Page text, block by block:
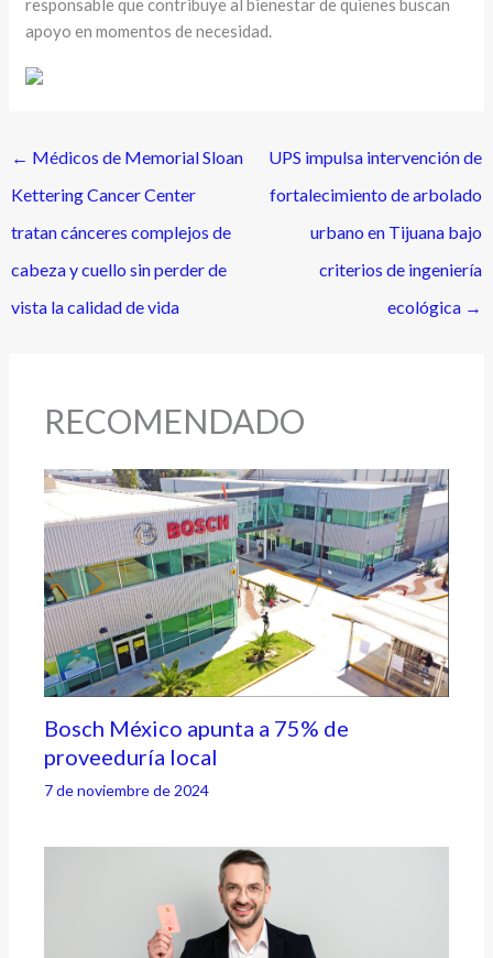
apoyo en momentos de necesidad.
← Médicos de Memorial Sloan
Kettering Cancer Center
tratan cánceres complejos de
cabeza y cuello sin perder de
vista la calidad de vida
UPS impulsa intervención de
fortalecimiento de arbolado
urbano en Tijuana bajo
criterios de ingeniería
ecológica →
RECOMENDADO
Bosch México apunta a 75% de
proveeduría local
7 de noviembre de 2024